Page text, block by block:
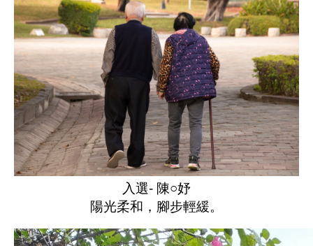
入選- 陳○妤
陽光柔和，腳步輕緩。